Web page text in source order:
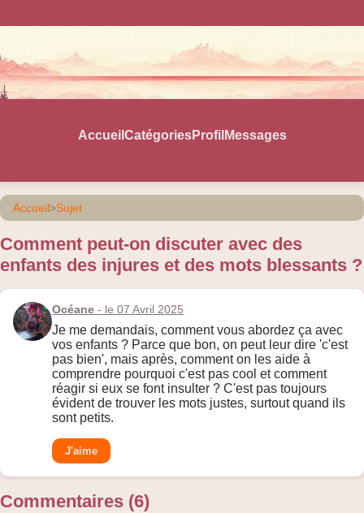
Accueil CatégoriesProfil Messages
Accueil>Sujet
Comment peut-on discuter avec des
enfants des injures et des mots blessants ?
Océane - le 07 Avril 2025
Je me demandais, comment vous abordez ça avec
vos enfants ? Parce que bon, on peut leur dire 'c'est
pas bien', mais après, comment on les aide à
comprendre pourquoi c'est pas cool et comment
réagir si eux se font insulter ? C'est pas toujours
évident de trouver les mots justes, surtout quand ils
sont petits.
J'aime
Commentaires (6)